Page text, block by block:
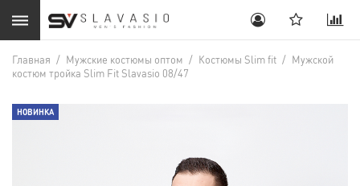
Главная / Мужские костюмы оптом / Костюмы Slim fit / Мужской
костюм тройка Slim Fit Slavasio 08/47
НОВИНКА